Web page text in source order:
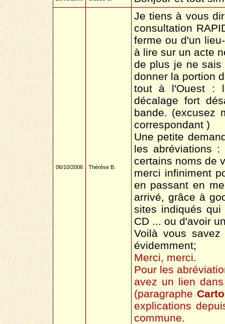
06/10/2006 Thérèse B.
Je tiens à vous
consultation
ferme ou d'un
à lire sur un acte
de plus je ne
donner la portion
tout à l'Ouest :
décalage fort
bande. (excusez
correspondant )
Une petite
les abréviations
certains noms de
merci infiniment
en passant en
arrivé, grâce à
sites indiqués
CD ... ou d'avoir
Voilà vous
évidemment;
Merci, merci.
Pour les
avez un lien
(paragraphe
explications
commune.